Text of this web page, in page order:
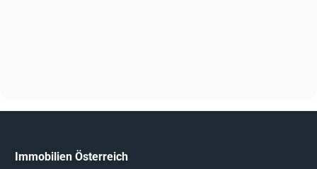
Immobilien Österreich